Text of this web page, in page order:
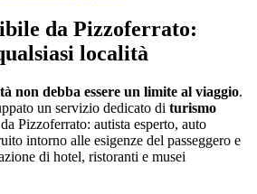
da Pizzoferrato:
località
non debba essere un limite al viaggio.
un servizio dedicato di turismo
Pizzoferrato: autista esperto, auto
intorno alle esigenze del passeggero e
di hotel, ristoranti e musei